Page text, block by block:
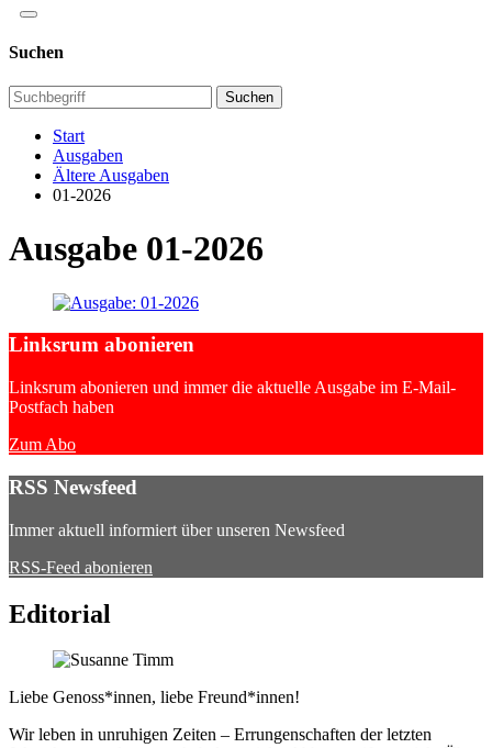
Suchen
Suchen
Start
Ausgaben
Ältere Ausgaben
01-2026
Ausgabe 01-2026
Linksrum abonieren
Linksrum abonieren und immer die aktuelle Ausgabe im E-Mail-
Postfach haben
Zum Abo
RSS Newsfeed
Immer aktuell informiert über unseren Newsfeed
RSS-Feed abonieren
Editorial
Liebe Genoss*innen, liebe Freund*innen!
Wir leben in unruhigen Zeiten – Errungenschaften der letzten